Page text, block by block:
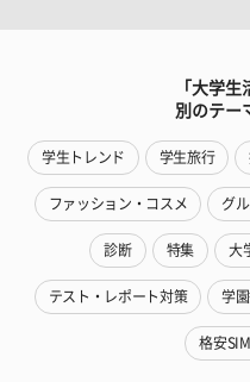
「大学
別のテー
学生トレンド 学生旅行
ファッション・コスメ グル
診断 特集 大
テスト・レポート対策 学
格安